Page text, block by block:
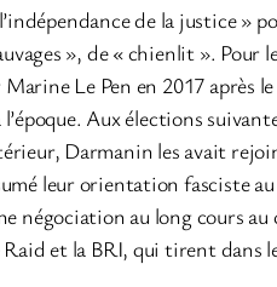
de la justice »
», de « chienlit ». Pour
Le Pen en 2017 après
Aux élections
Darmanin les avait
leur orientation fasciste
négociation au long cours
et la BRI, qui tirent dans